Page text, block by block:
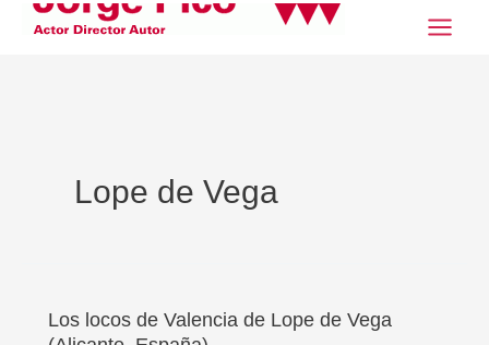
Lope de Vega
Los locos de Valencia de Lope de Vega
Los